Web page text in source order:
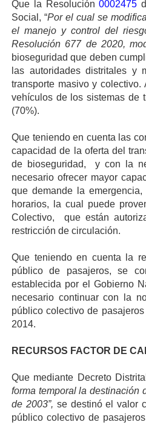
Que la Resolución0002475
Social, “Por el cual se
el manejo y control del
Resolución 677 de 2020,
bioseguridad que deben
las autoridades distritales y
transporte masivo y
vehículos de los sistemas de
(70%).
Que teniendo en cuenta las
capacidad de la oferta del
de bioseguridad, y con la
necesario ofrecer mayor
que demande la
horarios, la cual puede
Colectivo, que están
restricción de circulación.
Que teniendo en cuenta la
público de pasajeros, se
establecida por el Gobierno
necesario continuar con la
público colectivo de
2014.
RECURSOS FACTOR DE
Que mediante Decreto
forma temporal la destinación
de 2003”, se destinó el valor
público colectivo de